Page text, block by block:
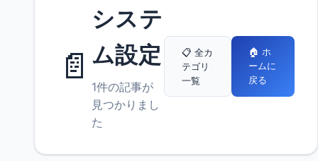
📄
システ
ム設定
1件の記事が
見つかりまし
た
📋 全カ
テゴリ
一覧
🏠 ホ
ームに
戻る